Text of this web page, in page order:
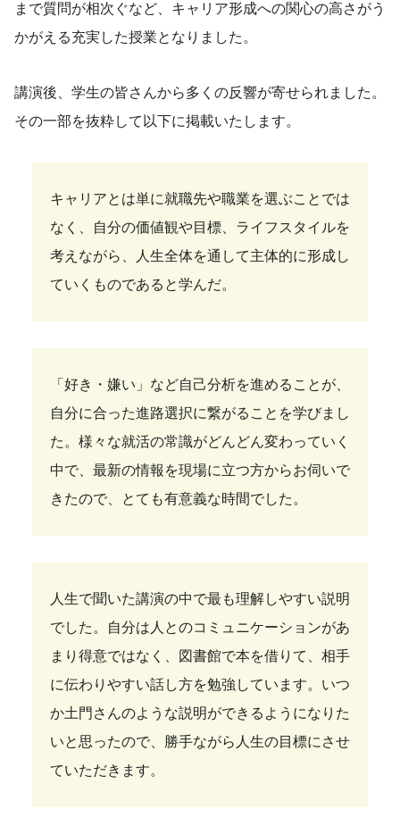
まで質問が相次ぐなど、キャリア形成への関心の高さがう
かがえる充実した授業となりました。
講演後、学生の皆さんから多くの反響が寄せられました。
その一部を抜粋して以下に掲載いたします。
キャリアとは単に就職先や職業を選ぶことでは
なく、自分の価値観や目標、ライフスタイルを
考えながら、人生全体を通して主体的に形成し
ていくものであると学んだ。
「好き・嫌い」など自己分析を進めることが、
自分に合った進路選択に繋がることを学びまし
た。様々な就活の常識がどんどん変わっていく
中で、最新の情報を現場に立つ方からお伺いで
きたので、とても有意義な時間でした。
人生で聞いた講演の中で最も理解しやすい説明
でした。自分は人とのコミュニケーションがあ
まり得意ではなく、図書館で本を借りて、相手
に伝わりやすい話し方を勉強しています。いつ
か土門さんのような説明ができるようになりた
いと思ったので、勝手ながら人生の目標にさせ
ていただきます。